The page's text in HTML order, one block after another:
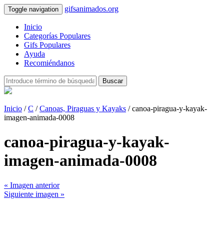
Toggle navigation gifsanimados.org
Inicio
Categorías Populares
Gifs Populares
Ayuda
Recomiéndanos
Buscar
Inicio /C /Canoas, Piraguas y Kayaks / canoa-piragua-y-kayak-
imagen-animada-0008
canoa-piragua-y-kayak-
imagen-animada-0008
« Imagen anterior
Siguiente imagen »